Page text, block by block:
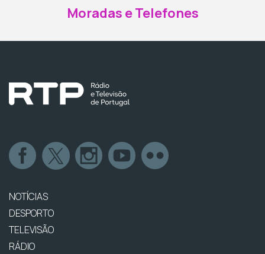
Moradas e Telefones
NOTÍCIAS
DESPORTO
TELEVISÃO
RÁDIO